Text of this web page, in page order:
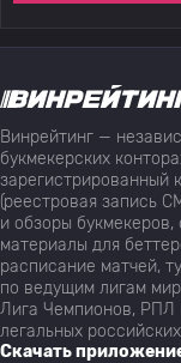
Винрейтинг —
букмекерских
зарегистрированный
(реестровая запись
и обзоры
материалы для
расписание матчей,
по ведущим лигам
Лига Чемпионов, РПЛ
легальных
Скачать